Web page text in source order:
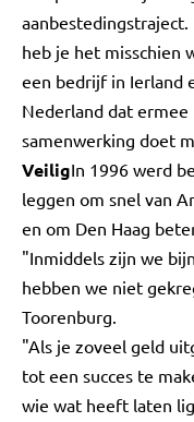
heb je het misschien
een bedrijf in Ierland
Nederland dat
samenwerking doet
VeiligIn 1996 werd
leggen om snel van
en om Den Haag
"Inmiddels zijn we
hebben we niet
Toorenburg.
"Als je zoveel geld
tot een succes te
wie wat heeft laten